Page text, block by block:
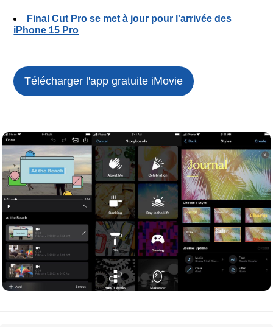
Final Cut Pro se met à jour pour l'arrivée des
iPhone 15 Pro
Télécharger l'app gratuite iMovie